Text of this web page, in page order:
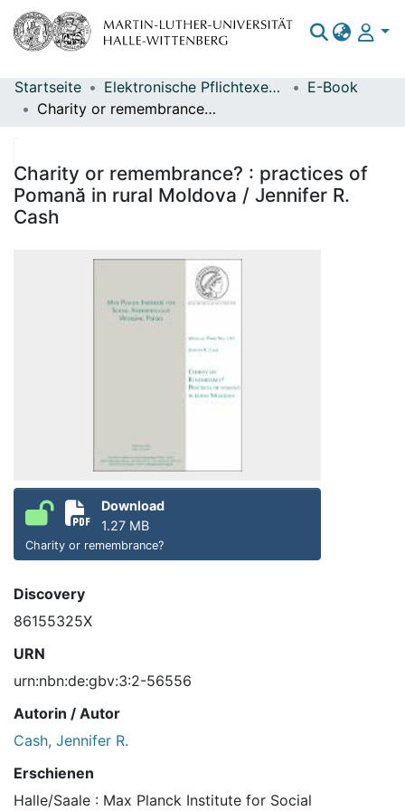
Bereiche & Sammlungen
Statistiken
Startseite Elektronische Pflichtexemplare
E-Book
Charity or remembrance? : practices of Pomană in rural Moldova / Jennifer R. Cash
Charity or remembrance? : practices of
Pomană in rural Moldova / Jennifer R.
Cash
Download
1.27 MB
Charity or remembrance?
Discovery
86155325X
URN
urn:nbn:de:gbv:3:2-56556
Autorin / Autor
Cash, Jennifer R.
Erschienen
Halle/Saale : Max Planck Institute for Social